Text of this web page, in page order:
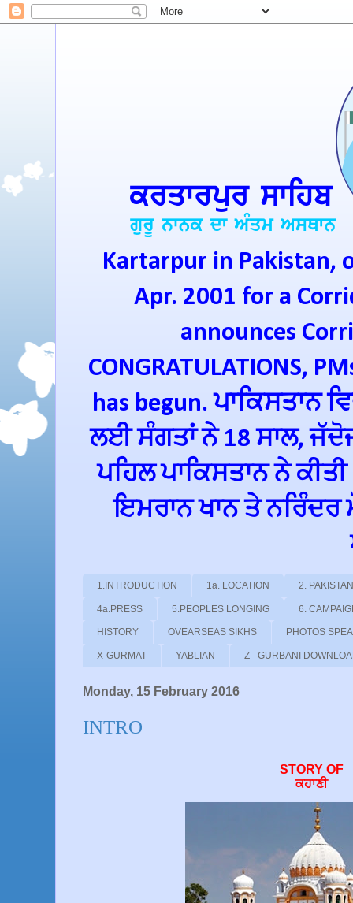
Kartarpur in Pakistan,
Apr. 2001 for a
announces
CONGRATULATIONS,
has begun. ਪਾਕਿਸਤਾਨ
ਲਈ ਸੰਗਤਾਂ ਨੇ 18 ਸਾਲ,
ਪਹਿਲ ਪਾਕਿਸਤਾਨ ਨੇ
ਇਮਰਾਨ ਖਾਨ ਤੇ ਨਰਿੰਦਰ
1.INTRODUCTION 1a. LOCATION 2.
4a.PRESS 5.PEOPLES LONGING 6.
HISTORY OVEARSEAS SIKHS PHOTOS
X-GURMAT YABLIAN Z - GURBANI
Monday, 15 February 2016
INTRO
STORY OF
ਕਹਾਣੀ